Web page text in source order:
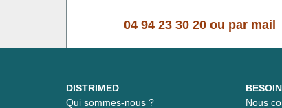
04 94 23 30 20 ou par mail
DISTRIMED
Qui sommes-nous ?
Nous